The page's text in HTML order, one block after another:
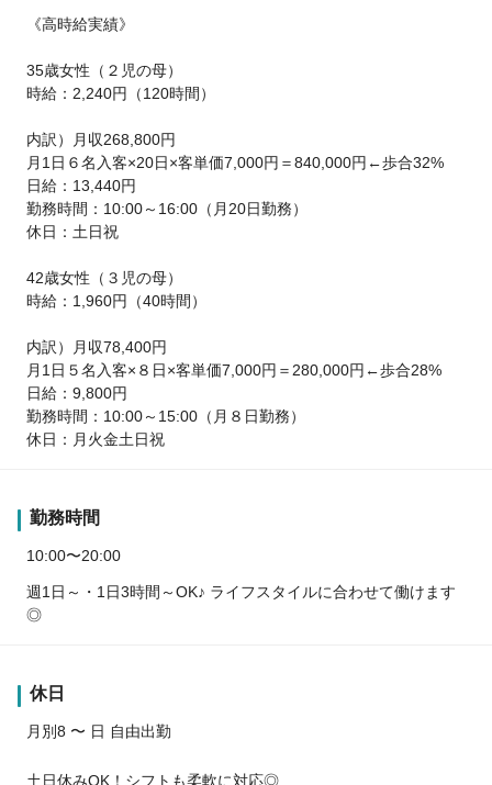
《高時給実績》
35歳女性（２児の母）
時給：2,240円（120時間）
内訳）月収268,800円
月1日６名入客×20日×客単価7,000円＝840,000円←歩合32%
日給：13,440円
勤務時間：10:00～16:00（月20日勤務）
休日：土日祝
42歳女性（３児の母）
時給：1,960円（40時間）
内訳）月収78,400円
月1日５名入客×８日×客単価7,000円＝280,000円←歩合28%
日給：9,800円
勤務時間：10:00～15:00（月８日勤務）
休日：月火金土日祝
勤務時間
10:00〜20:00
週1日～・1日3時間～OK♪ ライフスタイルに合わせて働けます
◎
休日
月別8 〜 日 自由出勤
土日休みOK！シフトも柔軟に対応◎